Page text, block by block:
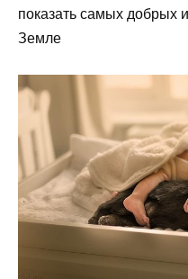
показать самых добрых
Земле